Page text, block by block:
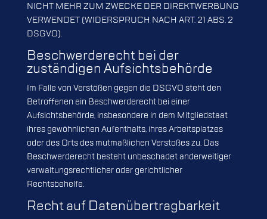
NICHT MEHR ZUM ZWECKE DER DIREKTWERBUNG
VERWENDET (WIDERSPRUCH NACH ART. 21 ABS. 2
DSGVO).
Beschwerde­recht bei der
zuständigen Aufsichts­behörde
Im Falle von Verstößen gegen die DSGVO steht den
Betroffenen ein Beschwerderecht bei einer
Aufsichtsbehörde, insbesondere in dem Mitgliedstaat
ihres gewöhnlichen Aufenthalts, ihres Arbeitsplatzes
oder des Orts des mutmaßlichen Verstoßes zu. Das
Beschwerderecht besteht unbeschadet anderweitiger
verwaltungsrechtlicher oder gerichtlicher
Rechtsbehelfe.
Recht auf Daten­übertrag­barkeit